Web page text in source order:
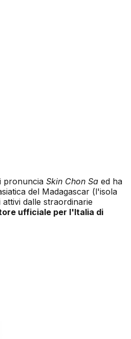
pronuncia Skin Chon Sa ed ha
del Madagascar (l'isola
dalle straordinarie
ufficiale per l'Italia di